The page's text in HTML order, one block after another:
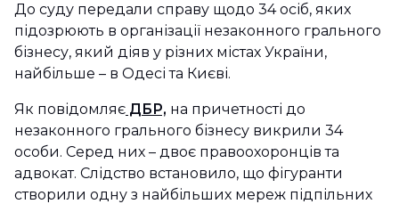
До суду передали справу щодо 34 осіб, яких
підозрюють в організації незаконного грального
бізнесу, який діяв у різних містах України,
найбільше – в Одесі та Києві.
Як повідомляє ДБР, на причетності до
незаконного грального бізнесу викрили 34
особи. Серед них – двоє правоохоронців та
адвокат. Слідство встановило, що фігуранти
створили одну з найбільших мереж підпільних